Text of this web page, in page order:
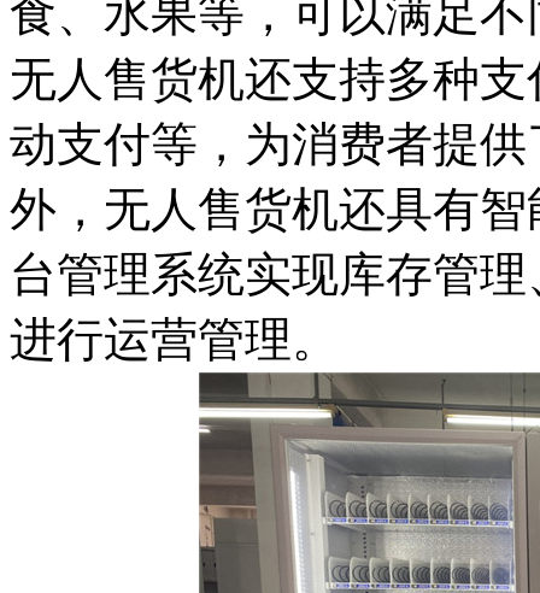
食、水果等，可以满足
无人售货机还支持多种
动支付等，为消费者提
外，无人售货机还具有
台管理系统实现库存管
进行运营管理。